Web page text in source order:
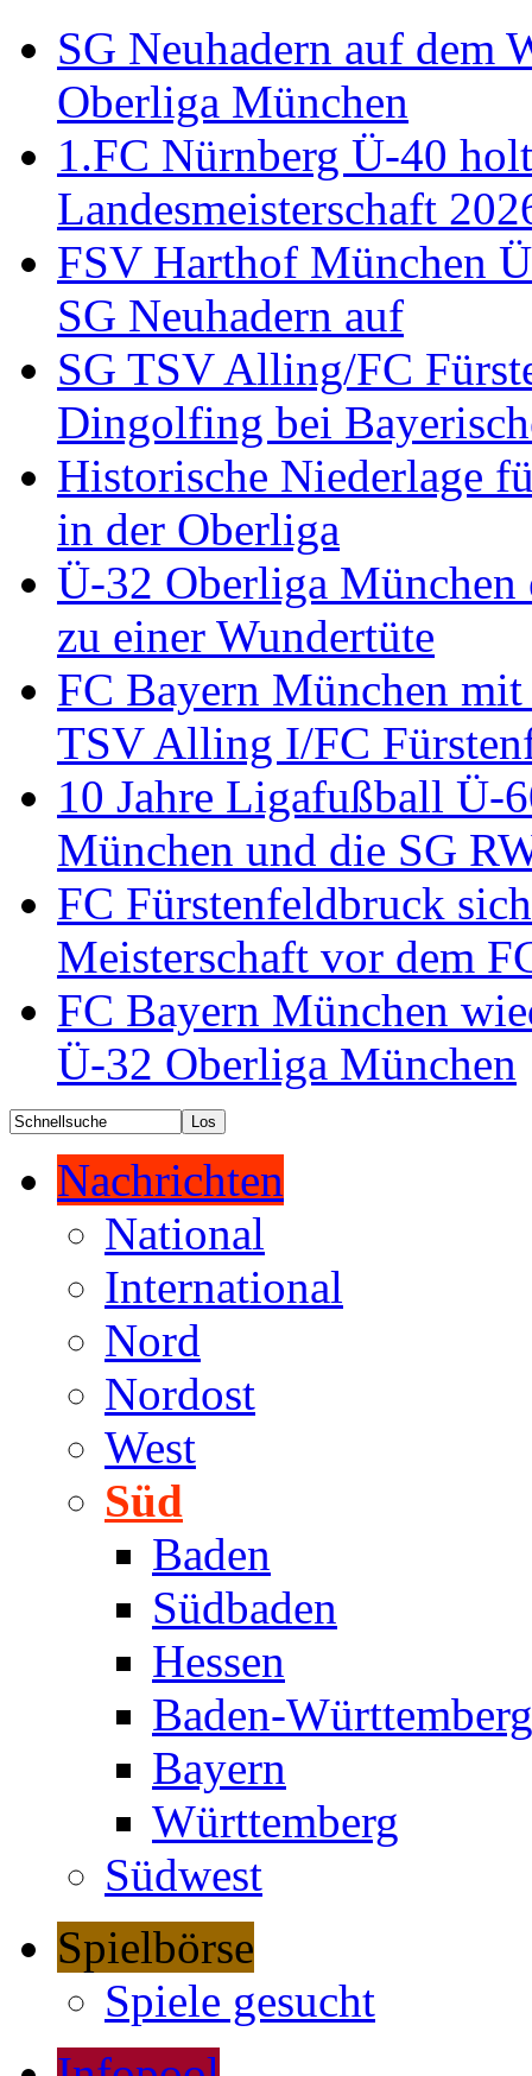
SG Neuhadern auf dem
Oberliga München
1.FC Nürnberg Ü-40
Landesmeisterschaft
FSV Harthof München
SG Neuhadern auf
SG TSV Alling/FC
Dingolfing bei
Historische Niederlage
in der Oberliga
Ü-32 Oberliga
zu einer Wundertüte
FC Bayern München
TSV Alling I/FC
10 Jahre Ligafußball Ü-
München und die SG
FC Fürstenfeldbruck
Meisterschaft vor dem
FC Bayern München
Ü-32 Oberliga München
Nachrichten
National
International
Nord
Nordost
West
Süd
Baden
Südbaden
Hessen
Baden-Württemberg
Bayern
Württemberg
Südwest
Spielbörse
Spiele gesucht